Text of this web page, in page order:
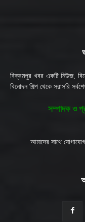
বিক্রমপুর খবর একটি নিউজ,
বিনোদন শিল্প থেকে সরাসরি
সম্পাদক ও
আমাদের সাথে